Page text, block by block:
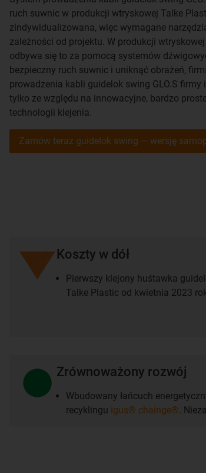
ruch suwnic w produkcji wtryskowej Talke
zindywidualizowana, więc wymagane
zależności od projektu. W produkcji
odbywa się to za pomocą systemów
bezpieczny ruch suwnic i uniknąć obrażeń,
prowadzenia kabli guidelok swing GLO.S
tylko ze względu na innowacyjne, bardzo
technologii klejenia.
Zamów teraz guidelok swing — wersję
Koszty w dół
Pierwszy klejony huśtawka
Talke Plastic od kwietnia 2023
Zrównoważony rozwój
Wbudowany łańcuch
recyklingu igus® chainge®.